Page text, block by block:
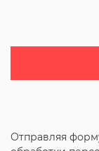
Отправляя